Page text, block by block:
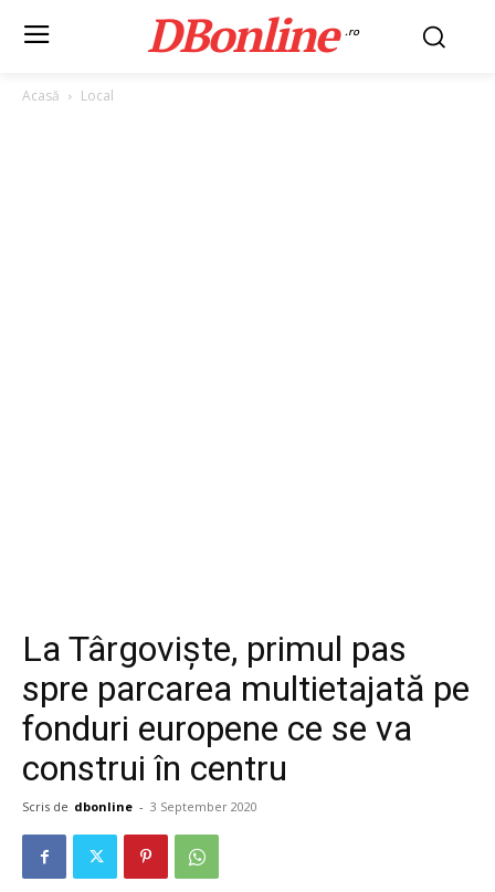
DBonline .ro
Acasă Local
La Târgoviște, primul pas
spre parcarea multietajată pe
fonduri europene ce se va
construi în centru
Scris de dbonline - 3 September 2020